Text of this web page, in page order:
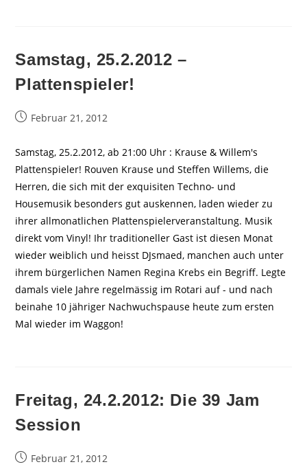
Samstag, 25.2.2012 –
Plattenspieler!
BeitragFebruar 21, 2012
Samstag, 25.2.2012, ab 21:00 Uhr : Krause & Willem's
Plattenspieler! Rouven Krause und Steffen Willems, die
Herren, die sich mit der exquisiten Techno- und
Housemusik besonders gut auskennen, laden wieder zu
ihrer allmonatlichen Plattenspielerveranstaltung. Musik
direkt vom Vinyl! Ihr traditioneller Gast ist diesen Monat
wieder weiblich und heisst DJsmaed, manchen auch unter
ihrem bürgerlichen Namen Regina Krebs ein Begriff. Legte
damals viele Jahre regelmässig im Rotari auf - und nach
beinahe 10 jähriger Nachwuchspause heute zum ersten
Mal wieder im Waggon!
Freitag, 24.2.2012: Die 39 Jam
Session
BeitragFebruar 21, 2012